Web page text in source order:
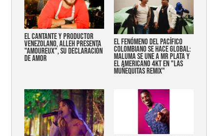
EL CANTANTE Y PRODUCTOR
VENEZOLANO, ALLEH PRESENTA
"AMOUREUX", SU DECLARACIÓN
DE AMOR
EL FENÓMENO DEL PACÍFICO
COLOMBIANO SE HACE GLOBAL:
MALUMA SE UNE A MR PLATA Y
EL AMERICANO 4KT EN "LAS
MUÑEQUITAS REMIX"